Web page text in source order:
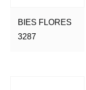
BIES FLORES
3287